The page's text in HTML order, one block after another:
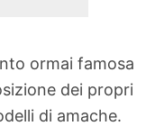
ormai famosa
dei propri
di amache.